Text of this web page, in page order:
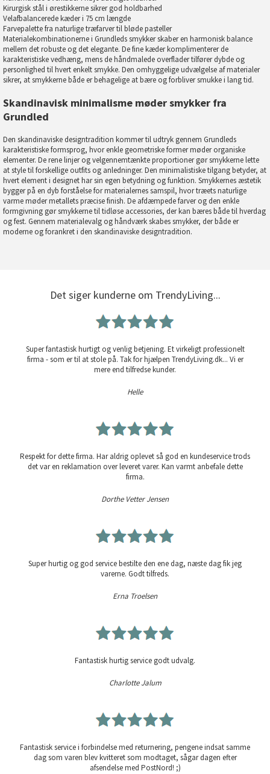
Kirurgisk stål i ørestikkerne sikrer god holdbarhed
Velafbalancerede kæder i 75 cm længde
Farvepalette fra naturlige træfarver til bløde pasteller
Materialekombinationerne i Grundleds smykker skaber en harmonisk balance
mellem det robuste og det elegante. De fine kæder komplimenterer de
karakteristiske vedhæng, mens de håndmalede overflader tilfører dybde og
personlighed til hvert enkelt smykke. Den omhyggelige udvælgelse af materialer
sikrer, at smykkerne både er behagelige at bære og forbliver smukke i lang tid.
Skandinavisk minimalisme møder smykker fra
Grundled
Den skandinaviske designtradition kommer til udtryk gennem Grundleds
karakteristiske formsprog, hvor enkle geometriske former møder organiske
elementer. De rene linjer og velgennemtænkte proportioner gør smykkerne lette
at style til forskellige outfits og anledninger. Den minimalistiske tilgang betyder, at
hvert element i designet har sin egen betydning og funktion. Smykkernes æstetik
bygger på en dyb forståelse for materialernes samspil, hvor træets naturlige
varme møder metallets præcise finish. De afdæmpede farver og den enkle
formgivning gør smykkerne til tidløse accessories, der kan bæres både til hverdag
og fest. Gennem materialevalg og håndværk skabes smykker, der både er
moderne og forankret i den skandinaviske designtradition.
Det siger kunderne om TrendyLiving...
Super fantastisk hurtigt og venlig betjening. Et virkeligt professionelt
firma - som er til at stole på. Tak for hjælpen TrendyLiving.dk... Vi er
mere end tilfredse kunder.
Helle
Respekt for dette firma. Har aldrig oplevet så god en kundeservice trods
det var en reklamation over leveret varer. Kan varmt anbefale dette
firma.
Dorthe Vetter Jensen
Super hurtig og god service bestilte den ene dag, næste dag fik jeg
varerne. Godt tilfreds.
Erna Troelsen
Fantastisk hurtig service godt udvalg.
Charlotte Jalum
Fantastisk service i forbindelse med returnering, pengene indsat samme
dag som varen blev kvitteret som modtaget, sågar dagen efter
afsendelse med PostNord! ;)